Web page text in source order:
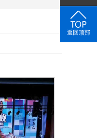
返回顶部